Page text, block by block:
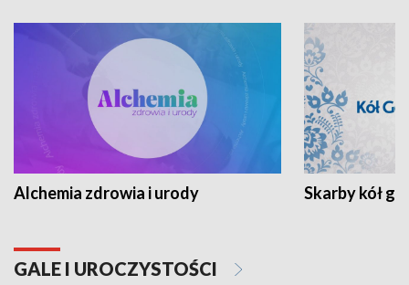
Alchemia zdrowia i urody Skarby kół
GALE I UROCZYSTOŚCI